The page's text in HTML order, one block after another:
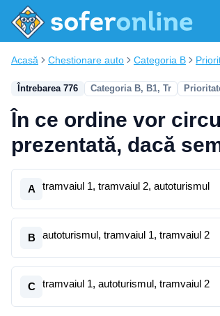
Acasă Chestionare auto Categoria B
Întrebarea 776 Categoria B, B1, Tr
În ce ordine vor
prezentată, dacă
A tramvaiul 1, tramvaiul 2, autoturismul
B autoturismul, tramvaiul 1, tramvaiul 2
C tramvaiul 1, autoturismul, tramvaiul 2